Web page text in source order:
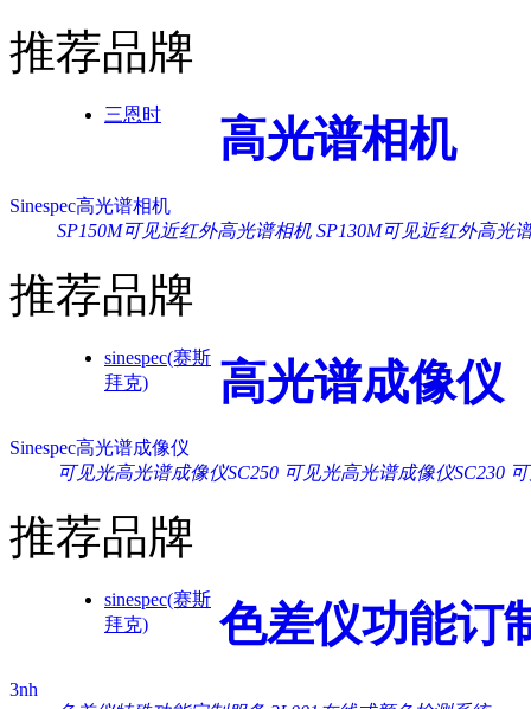
推荐品牌
三恩时 高光谱相机
Sinespec高光谱相机
SP150M可见近红外高光谱相机 SP130M可见近红外高光
推荐品牌
sinespec(赛斯
拜克)
高光谱成像仪
Sinespec高光谱成像仪
可见光高光谱成像仪SC250 可见光高光谱成像仪SC230
推荐品牌
sinespec(赛斯
拜克)
色差仪功能订
3nh